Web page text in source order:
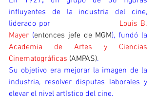
influyentes de la industria del cine,
liderado por Louis B.
Mayer (entonces jefe de MGM
Academia de Artes y Ciencias
Cinematográficas (AMPAS).
Su objetivo era mejorar la imagen de la
industria, resolver disputas laborales y
elevar el nivel artístico del cine.